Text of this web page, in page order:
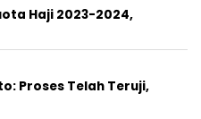
Haji 2023-2024,
Proses Telah Teruji,